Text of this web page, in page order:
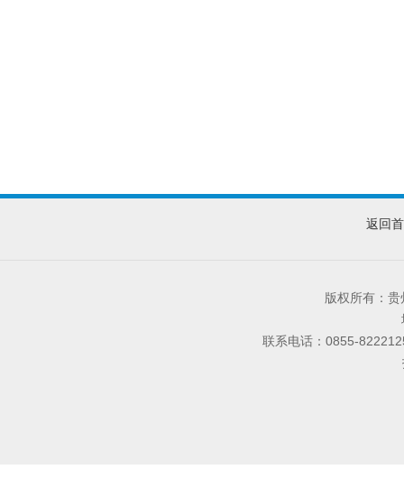
返回
版权所有：
联系电话：0855-